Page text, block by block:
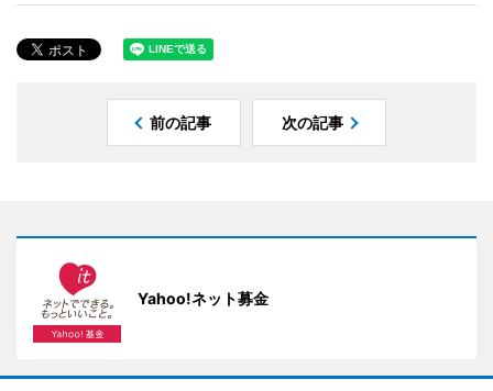
前の記事 次の記事
Yahoo!ネット募金